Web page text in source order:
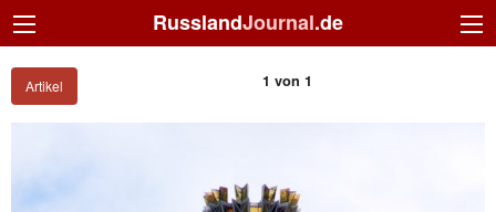
RusslandJournal.de
Artikel 1 von 1